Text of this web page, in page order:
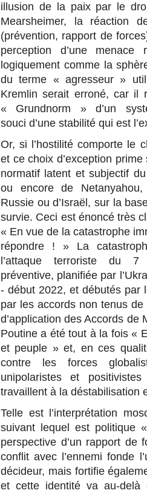
illusion de la paix par le
Mearsheimer, la réaction
(prévention, rapport de
perception d’une
logiquement comme la
du terme « agresseur »
Kremlin serait erroné, car il
« Grundnorm » d’un
souci d’une stabilité qui est
Or, si l’hostilité comporte le
et ce choix d’exception prime
normatif latent et subjectif
ou encore de
Russie ou d’Israël, sur la
survie. Ceci est énoncé très
« En vue de la catastrophe
répondre ! » La
l’attaque terroriste du
préventive, planifiée par
- début 2022, et débutés par
par les accords non tenus
d’application des Accords
Poutine a été tout à la fois «
et peuple » et, en ces
contre les forces
unipolaristes et
travaillent à la déstabilisation
Telle est l’interprétation
suivant lequel est politique
perspective d’un rapport
conflit avec l’ennemi fonde
décideur, mais fortifie
et cette identité va au-delà